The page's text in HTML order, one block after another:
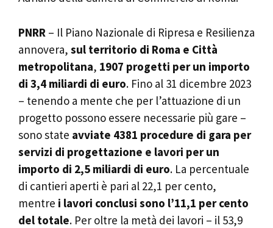
PNRR – Il Piano Nazionale di Ripresa e Resilienza
annovera, sul territorio di Roma e Città
metropolitana, 1907 progetti per un importo
di 3,4 miliardi di euro. Fino al 31 dicembre 2023
– tenendo a mente che per l’attuazione di un
progetto possono essere necessarie più gare –
sono state avviate 4381 procedure di gara per
servizi di progettazione e lavori per un
importo di 2,5 miliardi di euro. La percentuale
di cantieri aperti è pari al 22,1 per cento,
mentre i lavori conclusi sono l’11,1 per cento
del totale. Per oltre la metà dei lavori – il 53,9